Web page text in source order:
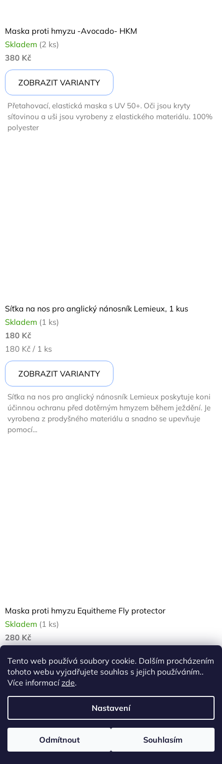
Tento web používá soubory cookie. Dalším procházením
tohoto webu vyjadřujete souhlas s jejich používáním..
Více informacízde.
Nastavení
Odmítnout Souhlasím
Maska proti hmyzu -Avocado- HKM
Skladem (2 ks)
380 Kč
ZOBRAZIT VARIANTY
Přetahovací, elastická maska s UV 50+. Oči jsou kryty
síťovinou a uši jsou vyrobeny z elastického materiálu. 100%
polyester
Síťka na nos pro anglický nánosník Lemieux, 1 kus
Skladem (1 ks)
180 Kč
Měrná
cena:
180 Kč / 1 ks
ZOBRAZIT VARIANTY
Síťka na nos pro anglický nánosník Lemieux poskytuje koni
účinnou ochranu před dotěrným hmyzem během ježdění. Je
vyrobena z prodyšného materiálu a snadno se upevňuje
pomocí...
Maska proti hmyzu Equitheme Fly protector
Skladem (1 ks)
280 Kč
ZOBRAZIT VARIANTY
Velmi odolná maska proti hmyzu se zapínáním na suchý
zip. Lemovaná jemným fleecem proti odření. Velkou
výhodou je béžová barva, která netáhne sluneční teplo.